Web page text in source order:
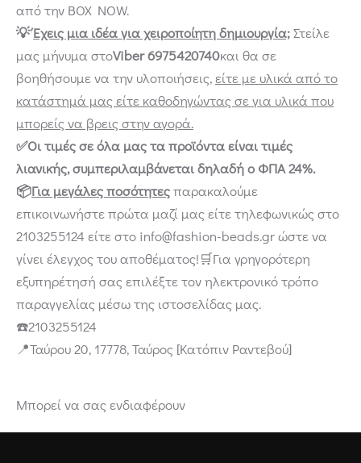
από την BOX NOW.
💡Έχεις μια ιδέα για χειροποίητη δημιουργία;Στείλε
μας μήνυμα στοViber 6975420740και θα σε
βοηθήσουμε να την υλοποιήσεις,είτε με υλικά από το
κατάστημά μας είτε καθοδηγώντας σε για υλικά που
μπορείς να βρεις στην αγορά.
✅Οι τιμές σε όλα μας τα προϊόντα είναι τιμές
λιανικής, συμπεριλαμβάνεται δηλαδή ο ΦΠΑ 24%.
📦Για μεγάλες ποσότητεςπαρακαλούμε
επικοινωνήστε πρώτα μαζί μας είτε τηλεφωνικώς στο
2103255124 είτε στο info@fashion-beads.gr ώστε να
γίνει έλεγχος του αποθέματος!🛒Για γρηγορότερη
εξυπηρέτησή σας επιλέξτε τον ηλεκτρονικό τρόπο
παραγγελίας μέσω της ιστοσελίδας μας.
☎️2103255124
📍Ταύρου 20, 17778, Ταύρος [Κατόπιν Ραντεβού]
Μπορεί να σας ενδιαφέρουν